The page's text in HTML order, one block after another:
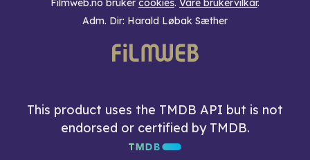
Filmweb.no bruker cookies. Våre brukervilkår.
Adm. Dir: Harald Løbak Sæther
This product uses the TMDB API but is not
endorsed or certified by TMDB.